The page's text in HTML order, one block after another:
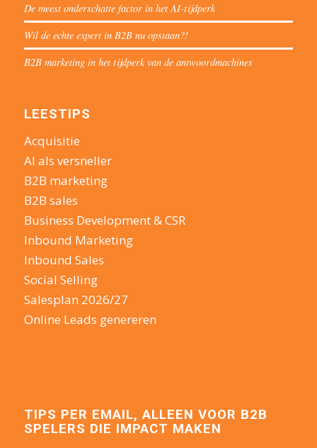
De meest onderschatte factor in het AI-tijdperk
Wil de echte expert in B2B nu opstaan?!
B2B marketing in het tijdperk van de antwoordmachines
LEESTIPS
Acquisitie
AI als versneller
B2B marketing
B2B sales
Business Development & CSR
Inbound Marketing
Inbound Sales
Social Selling
Salesplan 2026/27
Online Leads genereren
TIPS PER EMAIL, ALLEEN VOOR B2B
SPELERS DIE IMPACT MAKEN